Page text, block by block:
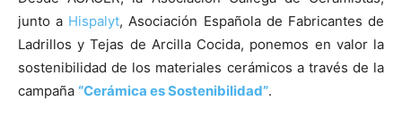
junto a Hispalyt, Asociación Española de Fabricantes de
Ladrillos y Tejas de Arcilla Cocida, ponemos en valor la
sostenibilidad de los materiales cerámicos a través de la
campaña “Cerámica es Sostenibilidad”.